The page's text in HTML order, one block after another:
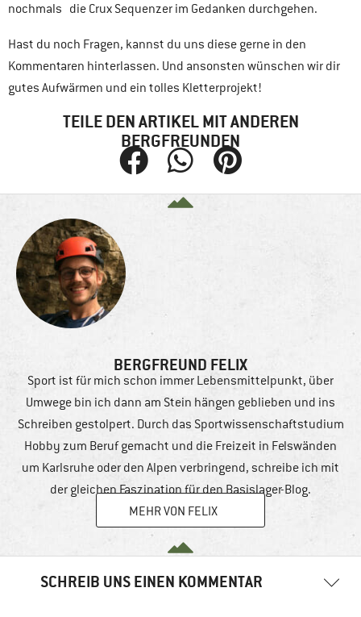
nochmals die Crux Sequenzer im Gedanken durchgehen.
Hast du noch Fragen, kannst du uns diese gerne in den
Kommentaren hinterlassen. Und ansonsten wünschen wir dir
gutes Aufwärmen und ein tolles Kletterprojekt!
TEILE DEN ARTIKEL MIT ANDEREN
BERGFREUNDEN
BERGFREUND FELIX
Sport ist für mich schon immer Lebensmittelpunkt, über
Umwege bin ich dann am Stein hängen geblieben und ins
Schreiben gestolpert. Durch das Sportwissenschaftstudium
Hobby zum Beruf gemacht und die Freizeit in Felswänden
um Karlsruhe oder den Alpen verbringend, schreibe ich mit
der gleichen Faszination für den Basislager-Blog.
MEHR VON FELIX
SCHREIB UNS EINEN KOMMENTAR